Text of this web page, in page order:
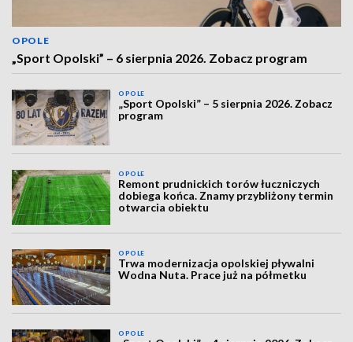
OPOLE
„Sport Opolski” – 6 sierpnia 2026. Zobacz program
OPOLE
„Sport Opolski” – 5 sierpnia 2026. Zobacz
program
OPOLE
Remont prudnickich torów łuczniczych
dobiega końca. Znamy przybliżony termin
otwarcia obiektu
OPOLE
Trwa modernizacja opolskiej pływalni
Wodna Nuta. Prace już na półmetku
OPOLE